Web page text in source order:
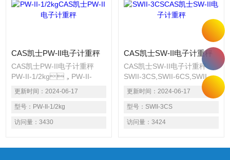
CAS凯士PW-II电子计重秤
CAS凯士PW-II电子计重秤
PW-II-1/2kg，PW-II-
2.5/5kg，PW-II-4/10kg
台称
更新时间： 2024-06-17
型号： PW-II-1/2kg
访问量： 3430
CAS凯士SW-II电子计重秤
CAS凯士SW-II电子计重秤
SWII-3CS,SWII-6CS,SWII-
153CS,SWII-30CS台秤
更新时间： 2024-06-17
型号： SWII-3CS
访问量： 3424